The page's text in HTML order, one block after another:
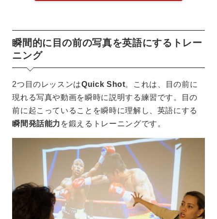
瞬間的に目の前の写真を英語にするトレー
ニング
2つ目のレッスンはQuick Shot。これは、目の前に
現れる写真や動画を瞬時に説明する練習です。目の
前に起こっていることを瞬時に理解し、英語にする
瞬間発話能力 を鍛えるトレーニングです。